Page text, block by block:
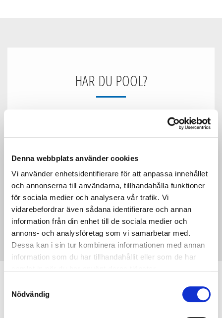
Denna webbplats använder cookies
Vi använder enhetsidentifierare för att anpassa innehållet
och annonserna till användarna, tillhandahålla funktioner
för sociala medier och analysera vår trafik. Vi
vidarebefordrar även sådana identifierare och annan
information från din enhet till de sociala medier och
annons- och analysföretag som vi samarbetar med.
Dessa kan i sin tur kombinera informationen med annan
information som du har tillhandahållit eller som de har
Nödvändig
HAR DU POOL?
I så fall är en luft-vattenvärmepump ett perfekt
komplement. Genom att utnyttja värmepumpen till
hösten och kalla sommardagar utan att det "kostar
Låter det intressant?Kontakta oss så berättar vi
mer!